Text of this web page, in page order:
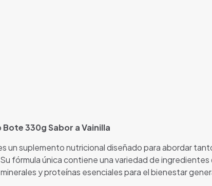
Bote 330g Sabor a Vainilla
un suplemento nutricional diseñado para abordar
fórmula única contiene una variedad de
y proteínas esenciales para el bienestar